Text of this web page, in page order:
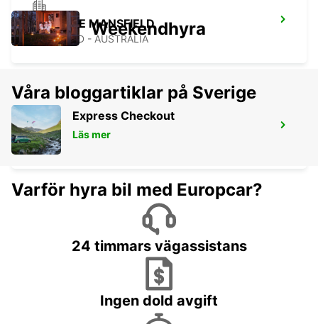
BRISBANE MANSFIELD
MANSFIELD - AUSTRALIA
BRISBANE CANNON HILL
TINGALPA - AUSTRALIA
Weekendhyra
Våra bloggartiklar på Sverige
Express Checkout
Läs mer
Varför hyra bil med Europcar?
24 timmars vägassistans
Ingen dold avgift